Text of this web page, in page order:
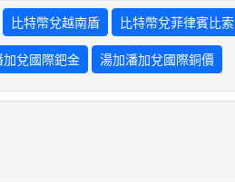
比特幣兌越南盾 比特幣兌菲律賓比索
加兌國際鈀金 湯加潘加兌國際銅價